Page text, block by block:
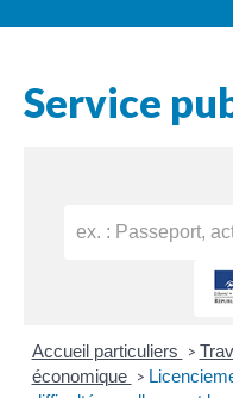
Service
Accueil particuliers >
économique >